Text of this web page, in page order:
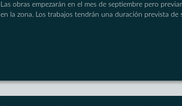
Las obras empezarán en el mes de septiembre pero
en la zona. Los trabajos tendrán una duración prevista de